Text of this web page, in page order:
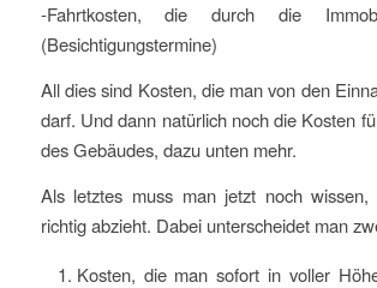
-Fahrtkosten, die durch die
(Besichtigungstermine)
All dies sind Kosten, die man von den
darf. Und dann natürlich noch die Kosten
des Gebäudes, dazu unten mehr.
Als letztes muss man jetzt noch
richtig abzieht. Dabei unterscheidet man
Kosten, die man sofort in voller